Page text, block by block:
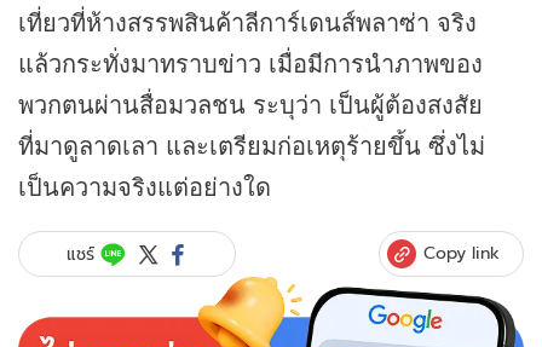
เที่ยวที่ห้างสรรพสินค้าลีการ์เดนส์พลาซ่า จริง
แล้วกระทั่งมาทราบข่าว เมื่อมีการนำภาพของ
พวกตนผ่านสื่อมวลชน ระบุว่า เป็นผู้ต้องสงสัย
ที่มาดูลาดเลา และเตรียมก่อเหตุร้ายขึ้น ซึ่งไม่
เป็นความจริงแต่อย่างใด
แชร์ Copy link